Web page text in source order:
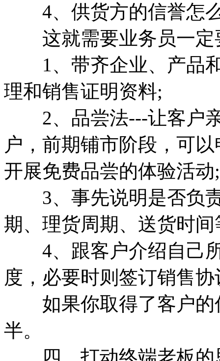
4、供货方的信誉怎么
这就需要业务员一定
1、带齐企业、产品和
理和销售证明资料;
2、品尝法---让客户亲
户，前期铺市阶段，可
开展免费品尝的体验活动;
3、事先说明是否负责
期、理货周期、送货时
4、跟客户介绍自己所
度，必要时则签订销售协
如果你取得了客户的
半。
四、打动终端老板的